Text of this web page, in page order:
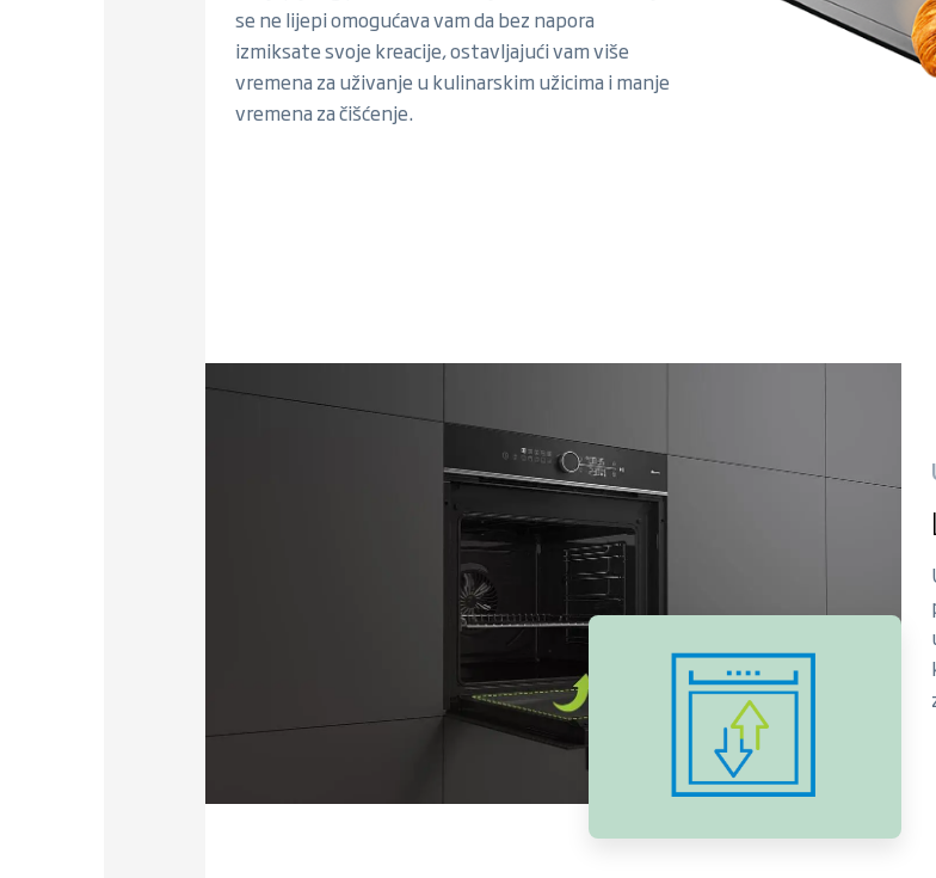
se ne lijepi omogućava vam da bez napora
izmiksate svoje kreacije, ostavljajući vam više
vremena za uživanje u kulinarskim užicima i manje
vremena za čišćenje.